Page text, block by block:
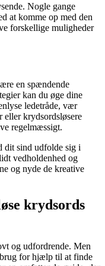
Nogle gange
at komme op med den
forskellige muligheder
en spændende
kan du øge dine
ledetråde, vær
eller krydsordsløsere
regelmæssigt.
dit sind udfolde sig i
vedholdenhed og
og nyde de kreative
krydsords
og udfordrende. Men
for hjælp til at finde